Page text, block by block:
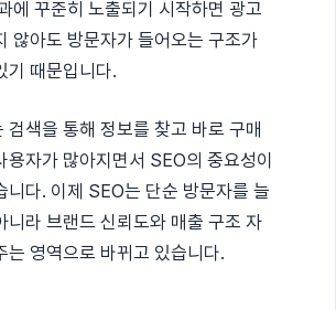
에 꾸준히 노출되기 시작하면 광고
않아도 방문자가 들어오는 구조가
기 때문입니다.
검색을 통해 정보를 찾고 바로 구매
용자가 많아지면서 SEO의 중요성이
니다. 이제 SEO는 단순 방문자를 늘
니라 브랜드 신뢰도와 매출 구조 자
는 영역으로 바뀌고 있습니다.